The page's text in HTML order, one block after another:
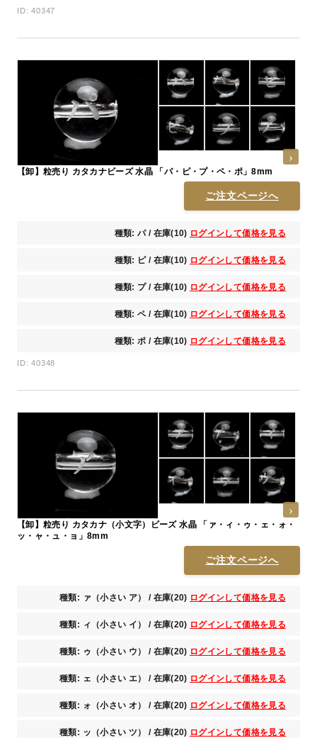
ID: 40347
【卸】粒売り カタカナビーズ 水晶 「パ・ピ・プ・ペ・ポ」8mm
ご注文ページへ
種類: パ / 在庫(10) ログインして価格を見る
種類: ピ / 在庫(10) ログインして価格を見る
種類: プ / 在庫(10) ログインして価格を見る
種類: ペ / 在庫(10) ログインして価格を見る
種類: ポ / 在庫(10) ログインして価格を見る
ID: 40348
【卸】粒売り カタカナ（小文字）ビーズ 水晶 「ァ・ィ・ゥ・ェ・ォ・
ッ・ャ・ュ・ョ」8mm
ご注文ページへ
種類: ァ（小さい ア） / 在庫(20) ログインして価格を見る
種類: ィ（小さい イ） / 在庫(20) ログインして価格を見る
種類: ゥ（小さい ウ） / 在庫(20) ログインして価格を見る
種類: ェ（小さい エ） / 在庫(20) ログインして価格を見る
種類: ォ（小さい オ） / 在庫(20) ログインして価格を見る
種類: ッ（小さい ツ） / 在庫(20) ログインして価格を見る